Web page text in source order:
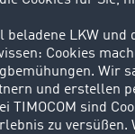
Transport
in der Logistik.
die Vielzahl an